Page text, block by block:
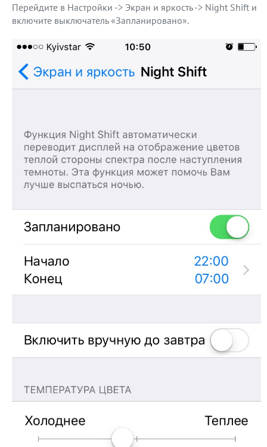
Перейдите в Настройки -> Экран и яркость -> Night Shift и
включите выключатель «Запланировано».